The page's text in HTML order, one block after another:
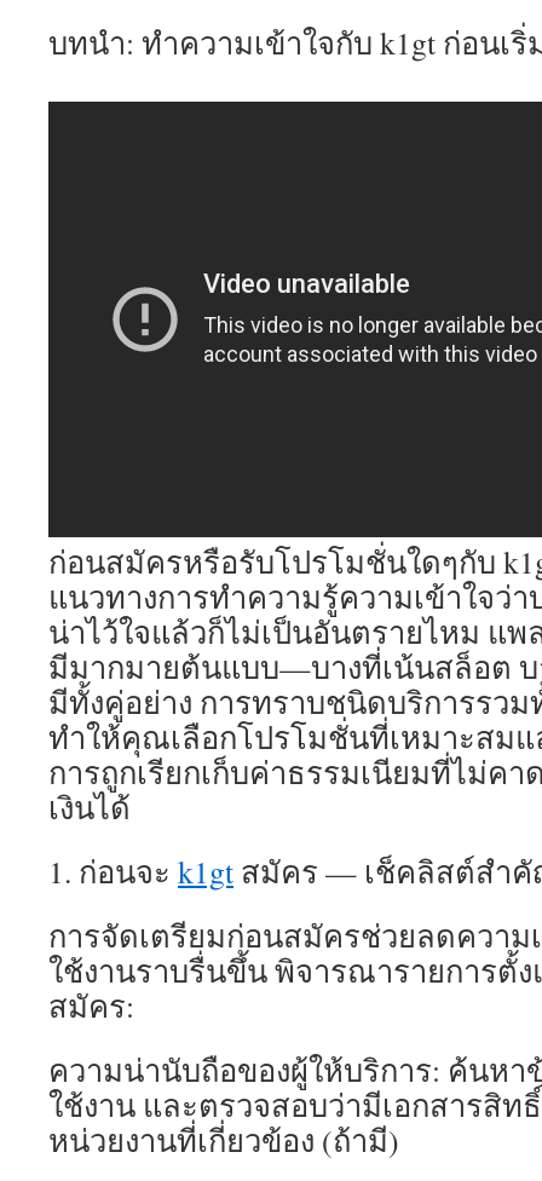
บทนำ: ทำความเข้าใจกับ k1gt ก่อนเริ่
ก่อนสมัครหรือรับโปรโมชั่นใดๆกับ
แนวทางการทำความรู้ความเข้าใจว่
น่าไว้ใจแล้วก็ไม่เป็นอันตรายไหม แ
มีมากมายต้นแบบ—บางที่เน้นสล็อต
มีทั้งคู่อย่าง การทราบชนิดบริการรว
ทำให้คุณเลือกโปรโมชั่นที่เหมาะสมแ
การถูกเรียกเก็บค่าธรรมเนียมที่ไม่ค
เงินได้
1. ก่อนจะ k1gt สมัคร — เช็คลิสต์สำ
การจัดเตรียมก่อนสมัครช่วยลดความ
ใช้งานราบรื่นขึ้น พิจารณารายการตั้
สมัคร:
ความน่านับถือของผู้ให้บริการ: ค้นหา
ใช้งาน และตรวจสอบว่ามีเอกสารสิท
หน่วยงานที่เกี่ยวข้อง (ถ้ามี)